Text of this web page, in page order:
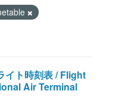
イト時刻表 / Flight
Air Terminal